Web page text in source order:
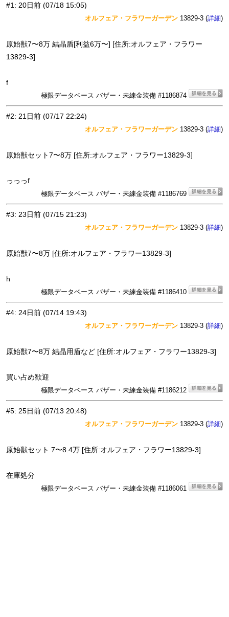
#1: 20日前 (07/18 15:05)
オルフェア・フラワーガーデン 13829-3 (詳細)
原始獣7〜8万 結晶盾[利益6万〜] [住所:オルフェア・フラワー
13829-3]
f
極限データベース バザー・未練金装備 #1186874
#2: 21日前 (07/17 22:24)
オルフェア・フラワーガーデン 13829-3 (詳細)
原始獣セット7〜8万 [住所:オルフェア・フラワー13829-3]
っっっf
極限データベース バザー・未練金装備 #1186769
#3: 23日前 (07/15 21:23)
オルフェア・フラワーガーデン 13829-3 (詳細)
原始獣7〜8万 [住所:オルフェア・フラワー13829-3]
h
極限データベース バザー・未練金装備 #1186410
#4: 24日前 (07/14 19:43)
オルフェア・フラワーガーデン 13829-3 (詳細)
原始獣7〜8万 結晶用盾など [住所:オルフェア・フラワー13829-3]
買い占め歓迎
極限データベース バザー・未練金装備 #1186212
#5: 25日前 (07/13 20:48)
オルフェア・フラワーガーデン 13829-3 (詳細)
原始獣セット 7〜8.4万 [住所:オルフェア・フラワー13829-3]
在庫処分
極限データベース バザー・未練金装備 #1186061